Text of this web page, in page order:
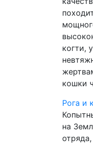
когти,
кошки
Рога и
на